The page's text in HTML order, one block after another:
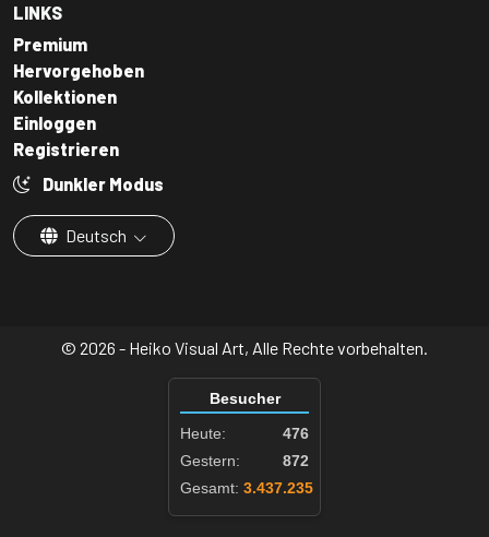
LINKS
Premium
Hervorgehoben
Kollektionen
Einloggen
Registrieren
Dunkler Modus
Deutsch
© 2026 - Heiko Visual Art, Alle Rechte vorbehalten.
Besucher
Heute:
476
Gestern:
872
Gesamt: 3.437.235